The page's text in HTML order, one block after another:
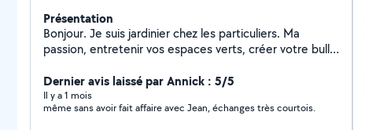
Présentation
Bonjour. Je suis jardinier chez les particuliers. Ma
passion, entretenir vos espaces verts, créer votre bulle
secteur de Saint Malo/Cancale. Pour de plus amples
renseignements, je vous invite à m'envoyer un
message. Mes prestations : - tonte de pelouse - taille
Dernier avis laissé par Annick : 5/5
Il y a 1 mois
même sans avoir fait affaire avec Jean, échanges très courtois.